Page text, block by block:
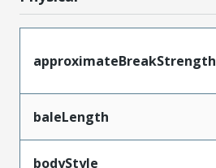
approximateBreakStrength
baleLength
bodyStyle